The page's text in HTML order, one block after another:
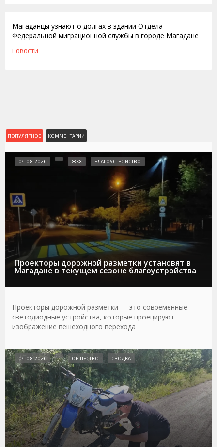
Магаданцы узнают о долгах в здании Отдела
Федеральной миграционной службы в городе Магадане
НОВОСТИ
ПОПУЛЯРНОЕ КОММЕНТАРИИ
Проекторы дорожной разметки установят в
Магадане в текущем сезоне благоустройства
04.08.2026 ЖКХ БЛАГОУСТРОЙСТВО
Проекторы дорожной разметки — это современные
светодиодные устройства, которые проецируют
изображение пешеходного перехода
04.08.2026 ОБЩЕСТВО СВОДКА